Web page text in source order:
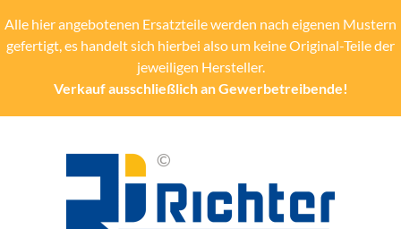
Alle hier angebotenen Ersatzteile werden nach eigenen Mustern
gefertigt, es handelt sich hierbei also um keine Original-Teile der
jeweiligen Hersteller.
Verkauf ausschließlich an Gewerbetreibende!